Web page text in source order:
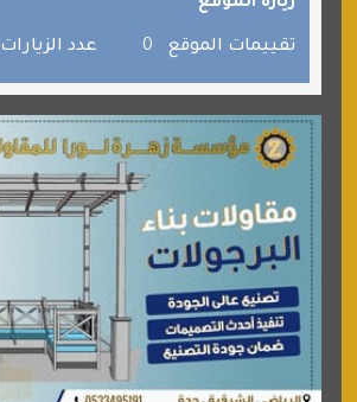
صفنة دوت كوم
الألسن لخدمات الترجمة المعتمدة
تقييمات الموقع 0 عدد الزيارات